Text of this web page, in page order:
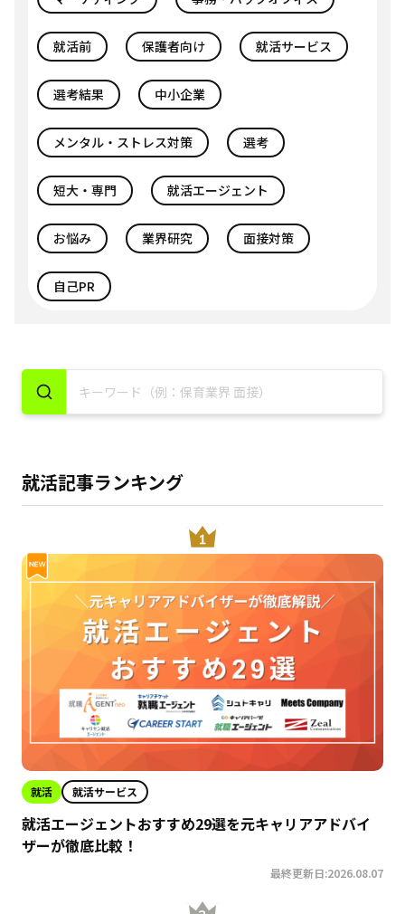
就活前 保護者向け 就活サービス
選考結果 中小企業
メンタル・ストレス対策 選考
短大・専門 就活エージェント
お悩み 業界研究 面接対策
自己PR
就活記事ランキング
就活 就活サービス
就活エージェントおすすめ29選を元キャリアアドバイ
ザーが徹底比較！
最終更新日:2026.08.07